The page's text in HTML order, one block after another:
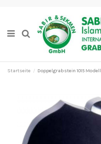
Startseite Doppelgrabstein 1015 Modell